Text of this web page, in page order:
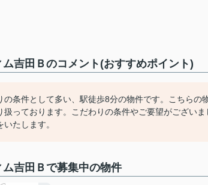
ム吉田Ｂのコメント(おすすめポイント)
の条件として多い、駅徒歩8分の物件です。こちら
扱っております。こだわりの条件やご要望がござい
いたします。
ム吉田Ｂで募集中の物件